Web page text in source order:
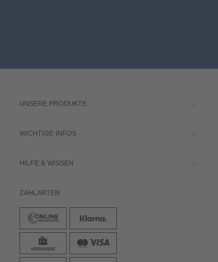
UNSERE PRODUKTE
WICHTIGE INFOS
HILFE & WISSEN
ZAHLARTEN